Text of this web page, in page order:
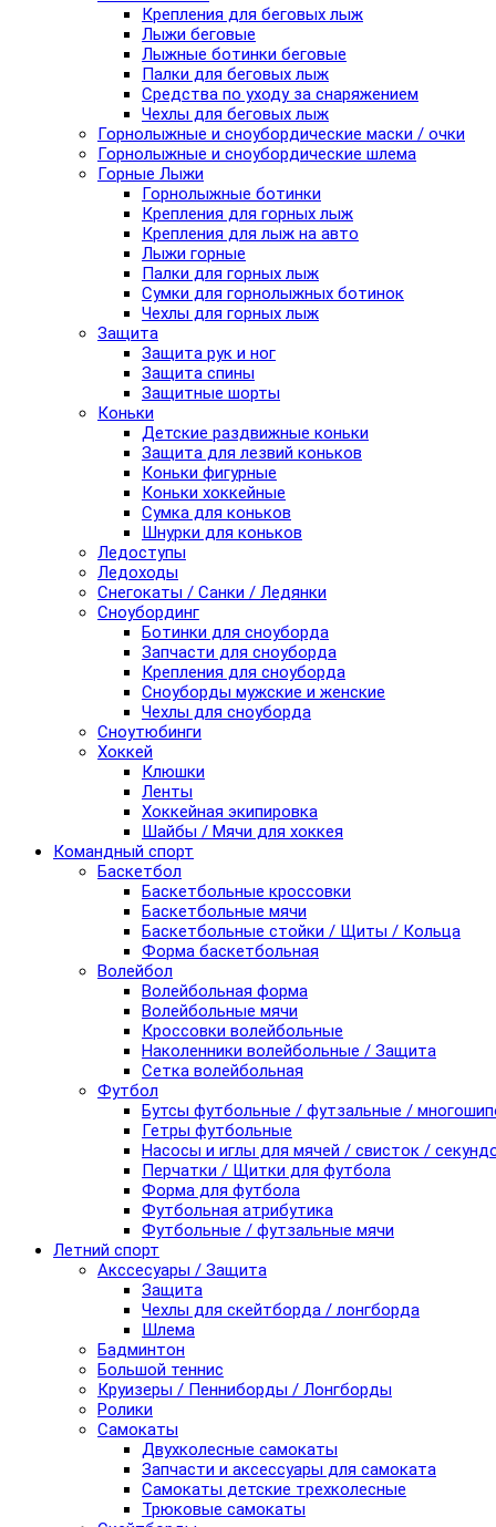
Крепления для беговых лыж
Лыжи беговые
Лыжные ботинки беговые
Палки для беговых лыж
Средства по уходу за снаряжением
Чехлы для беговых лыж
Горнолыжные и сноубордические маски / очки
Горнолыжные и сноубордические шлема
Горные Лыжи
Горнолыжные ботинки
Крепления для горных лыж
Крепления для лыж на авто
Лыжи горные
Палки для горных лыж
Сумки для горнолыжных ботинок
Чехлы для горных лыж
Защита
Защита рук и ног
Защита спины
Защитные шорты
Коньки
Детские раздвижные коньки
Защита для лезвий коньков
Коньки фигурные
Коньки хоккейные
Сумка для коньков
Шнурки для коньков
Ледоступы
Ледоходы
Снегокаты / Санки / Ледянки
Сноубординг
Ботинки для сноуборда
Запчасти для сноуборда
Крепления для сноуборда
Сноуборды мужские и женские
Чехлы для сноуборда
Сноутюбинги
Хоккей
Клюшки
Ленты
Хоккейная экипировка
Шайбы / Мячи для хоккея
Командный спорт
Баскетбол
Баскетбольные кроссовки
Баскетбольные мячи
Баскетбольные стойки / Щиты / Кольца
Форма баскетбольная
Волейбол
Волейбольная форма
Волейбольные мячи
Кроссовки волейбольные
Наколенники волейбольные / Защита
Сетка волейбольная
Футбол
Бутсы футбольные / футзальные /
Гетры футбольные
Насосы и иглы для мячей / свисток /
Перчатки / Щитки для футбола
Форма для футбола
Футбольная атрибутика
Футбольные / футзальные мячи
Летний спорт
Акссесуары / Защита
Защита
Чехлы для скейтборда / лонгборда
Шлема
Бадминтон
Большой теннис
Круизеры / Пенниборды / Лонгборды
Ролики
Самокаты
Двухколесные самокаты
Запчасти и аксессуары для самоката
Самокаты детские трехколесные
Трюковые самокаты